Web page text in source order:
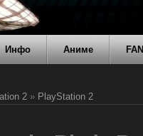
Инфо Аниме
2 » PlayStation 2